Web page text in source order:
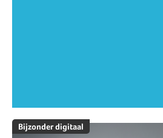
Bijzonder digitaal